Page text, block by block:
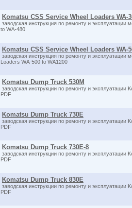
Komatsu CSS Service Wheel Loaders WA-
заводская инструкция по ремонту и эксплуатации
to WA-480
Komatsu CSS Service Wheel Loaders WA-
заводская инструкция по ремонту и эксплуатации
Loaders WA-500 to WA1200
Komatsu Dump Truck 530M
заводская инструкции по ремонту и эксплуатации
PDF
Komatsu Dump Truck 730E
заводская инструкции по ремонту и эксплуатации
PDF
Komatsu Dump Truck 730E-8
заводская инструкции по ремонту и эксплуатации
PDF
Komatsu Dump Truck 830E
заводская инструкции по ремонту и эксплуатации
PDF